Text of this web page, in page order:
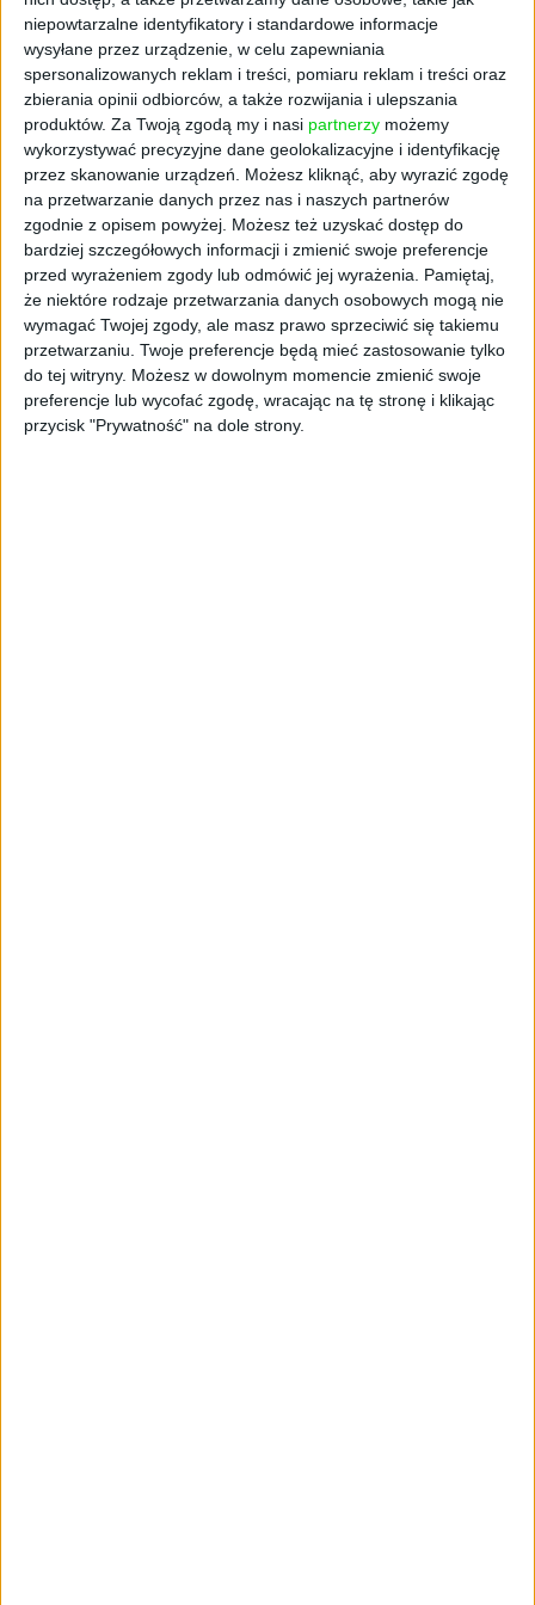
niepowtarzalne identyfikatory i standardowe informacje
wysyłane przez urządzenie, w celu zapewniania
spersonalizowanych reklam i treści, pomiaru reklam i treści oraz
zbierania opinii odbiorców, a także rozwijania i ulepszania
produktów. Za Twoją zgodą my i nasi partnerzy możemy
wykorzystywać precyzyjne dane geolokalizacyjne i identyfikację
przez skanowanie urządzeń. Możesz kliknąć, aby wyrazić zgodę
na przetwarzanie danych przez nas i naszych partnerów
zgodnie z opisem powyżej. Możesz też uzyskać dostęp do
bardziej szczegółowych informacji i zmienić swoje preferencje
przed wyrażeniem zgody lub odmówić jej wyrażenia. Pamiętaj,
że niektóre rodzaje przetwarzania danych osobowych mogą nie
wymagać Twojej zgody, ale masz prawo sprzeciwić się takiemu
przetwarzaniu. Twoje preferencje będą mieć zastosowanie tylko
do tej witryny. Możesz w dowolnym momencie zmienić swoje
preferencje lub wycofać zgodę, wracając na tę stronę i klikając
przycisk "Prywatność" na dole strony.
— Chcieliśmy oddać hołd pochodzeniu Turtles
i ich miłości do pizzy, jednocześnie
wprowadzając nowoczesne punkty kontaktu i
zabawne, kreatywne podejście do dostaw
pizzy — dodała Morgan.
Wybrani miłośnicy pizzy na Manhattanie
mogli doświadczyć niezwykłego
doświadczenia związanego z zamawianiem
pizzy, wysyłając SMS-a z emoji żółwia na
specjalny numer telefonu.
Wiadomość zawierała zamówienie na posiłek
Pizza Hut, który według firmy zostanie
dostarczony "w ciągu kilku minut" do